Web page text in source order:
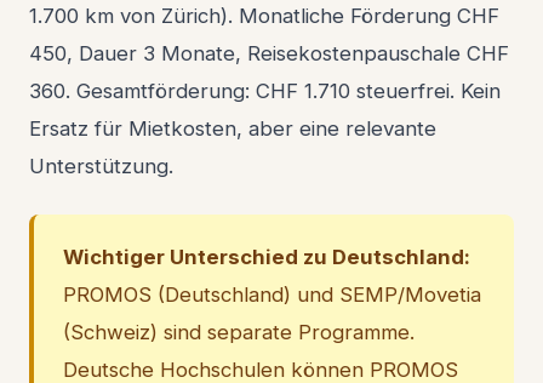
1.700 km von Zürich). Monatliche Förderung CHF
450, Dauer 3 Monate, Reisekostenpauschale CHF
360. Gesamtförderung: CHF 1.710 steuerfrei. Kein
Ersatz für Mietkosten, aber eine relevante
Unterstützung.
Wichtiger Unterschied zu Deutschland:
PROMOS (Deutschland) und SEMP/Movetia
(Schweiz) sind separate Programme.
Deutsche Hochschulen können PROMOS